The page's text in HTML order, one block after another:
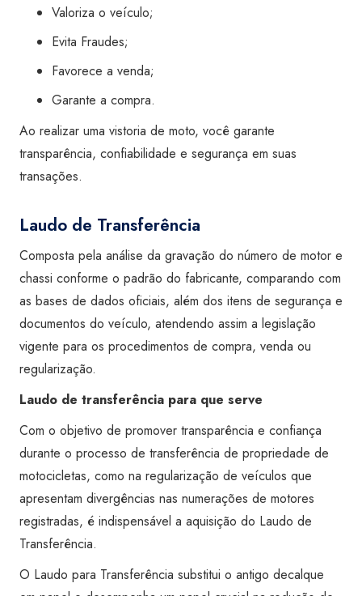
Valoriza o veículo;
Evita Fraudes;
Favorece a venda;
Garante a compra.
Ao realizar uma vistoria de moto, você garante
transparência, confiabilidade e segurança em suas
transações.
Laudo de Transferência
Composta pela análise da gravação do número de motor e
chassi conforme o padrão do fabricante, comparando com
as bases de dados oficiais, além dos itens de segurança e
documentos do veículo, atendendo assim a legislação
vigente para os procedimentos de compra, venda ou
regularização.
Laudo de transferência para que serve
Com o objetivo de promover transparência e confiança
durante o processo de transferência de propriedade de
motocicletas, como na regularização de veículos que
apresentam divergências nas numerações de motores
registradas, é indispensável a aquisição do Laudo de
Transferência.
O Laudo para Transferência substitui o antigo decalque